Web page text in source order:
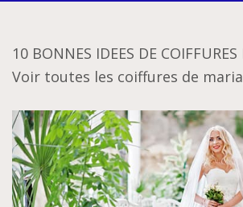
10 BONNES IDEES DE
Voir toutes les coiffures de